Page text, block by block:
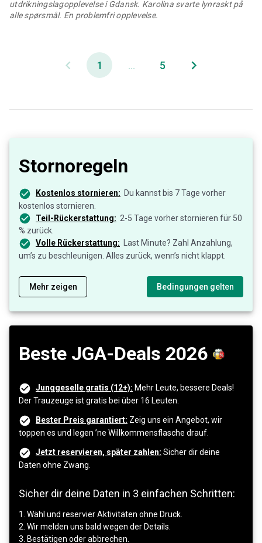
utdrikningslagopplevelse i Gdansk. Karolina svarte lynraskt på
alle spørsmål. En problemfri opplevelse.
1 ... 5
Stornoregeln
Kostenlos stornieren: Du kannst bis 7 Tage vorher
kostenlos stornieren.
Teil-Rückerstattung: 2-5 Tage vorher stornieren für 50
% zurück.
Volle Rückerstattung: Last Minute? Zahl Anzahlung,
um’s zu beschleunigen. Alles zurück, wenn’s nicht klappt.
Mehr zeigen Bedingungen gelten
Beste JGA-Deals 2026
Junggeselle gratis (12+): Mehr Leute, bessere Deals!
Der Trauzeuge ist gratis bei über 16 Leuten.
Bester Preis garantiert: Zeig uns ein Angebot, wir
toppen es und legen ’ne Willkommensflasche drauf.
Jetzt reservieren, später zahlen: Sicher dir deine
Daten ohne Zwang.
Sicher dir deine Daten in 3 einfachen Schritten:
1. Wähl und reservier Aktivitäten ohne Druck.
2. Wir melden uns bald wegen der Details.
3. Bestätigen oder abbrechen.